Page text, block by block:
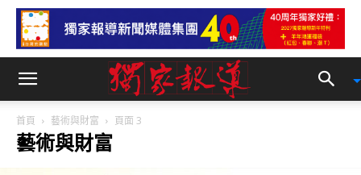
首頁 藝術與財富 頁面 3
藝術與財富